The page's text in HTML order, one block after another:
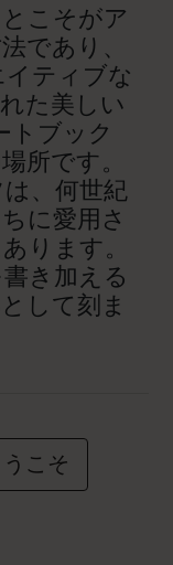
こそがア
であり、
ティブな
た美しい
トブック
所です。
、何世紀
に愛用さ
ります。
き加える
して刻ま
こそ